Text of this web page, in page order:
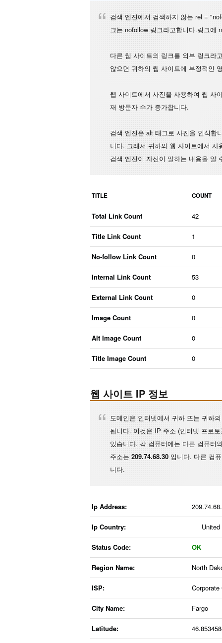
검색 엔진에서 검색하지 않는 rel =
크는 nofollow 링크라고합니다.링크에
다른 웹 사이트의 링크를 외부 링크라
않으면 귀하의 웹 사이트에 부정적인
웹 사이트에서 사진을 사용하여 웹 사
재 방문자 수가 증가합니다.
검색 엔진은 alt 태그로 사진을 인식합
니다. 그래서 귀하의 웹 사이트에서
검색 엔진이 자신이 말하는 내용을 알
TITLE COUNT
Total Link Count 42
Title Link Count 1
No-follow Link Count 0
Internal Link Count 53
External Link Count 0
Image Count 0
Alt Image Count 0
Title Image Count 0
웹 사이트 IP 정보
도메인은 인터넷에서 귀하 또는 귀하
됩니다. 이것은 IP 주소 (인터넷 프로
있습니다. 각 컴퓨터에는 다른 컴퓨터
주소는 209.74.68.30 입니다. 다른 컴
니다.
Ip Address:
Ip Country:
Status Code: OK
Region Name: North
ISP:
City Name: Fargo
Latitude: